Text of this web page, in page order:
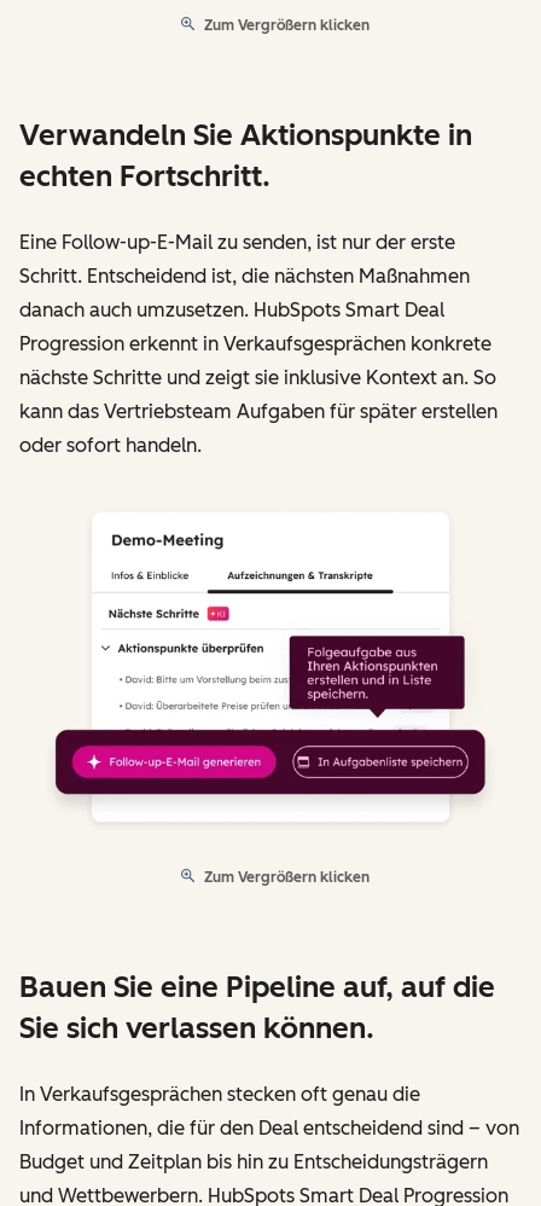
Zum Vergrößern klicken
Verwandeln Sie Aktionspunkte in
echten Fortschritt.
Eine Follow-up-E-Mail zu senden, ist nur der erste
Schritt. Entscheidend ist, die nächsten Maßnahmen
danach auch umzusetzen. HubSpots Smart Deal
Progression erkennt in Verkaufsgesprächen konkrete
nächste Schritte und zeigt sie inklusive Kontext an. So
kann das Vertriebsteam Aufgaben für später erstellen
oder sofort handeln.
Zum Vergrößern klicken
Bauen Sie eine Pipeline auf, auf die
Sie sich verlassen können.
In Verkaufsgesprächen stecken oft genau die
Informationen, die für den Deal entscheidend sind – von
Budget und Zeitplan bis hin zu Entscheidungsträgern
und Wettbewerbern. HubSpots Smart Deal Progression